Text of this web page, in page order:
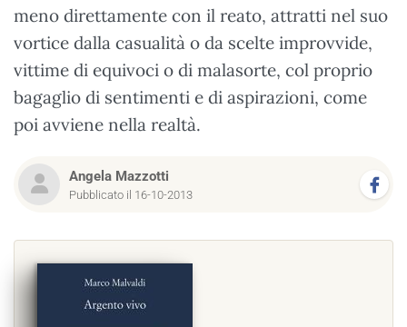
meno direttamente con il reato, attratti nel suo
vortice dalla casualità o da scelte improvvide,
vittime di equivoci o di malasorte, col proprio
bagaglio di sentimenti e di aspirazioni, come
poi avviene nella realtà.
Angela Mazzotti
Pubblicato il 16-10-2013